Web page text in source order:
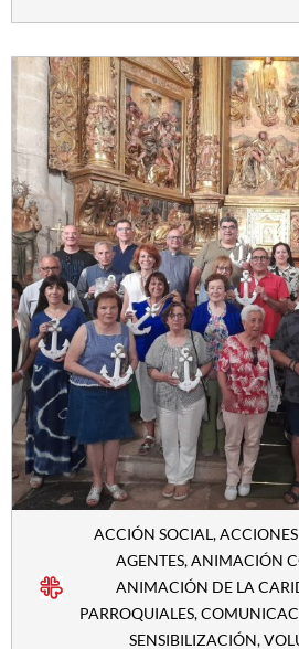
ACCIÓN SOCIAL,
AGENTES,ANIMACIÓN
ANIMACIÓN DE LA
PARROQUIALES,
SENSIBILIZACIÓN,